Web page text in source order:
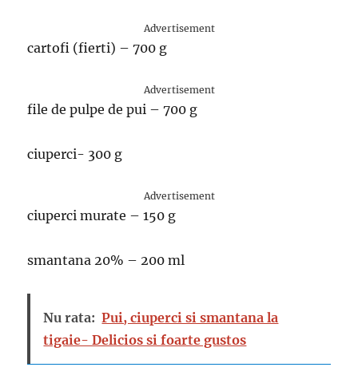
Advertisement
cartofi (fierti) – 700 g
Advertisement
file de pulpe de pui – 700 g
ciuperci- 300 g
Advertisement
ciuperci murate – 150 g
smantana 20% – 200 ml
Nu rata: Pui, ciuperci si smantana la
tigaie- Delicios si foarte gustos